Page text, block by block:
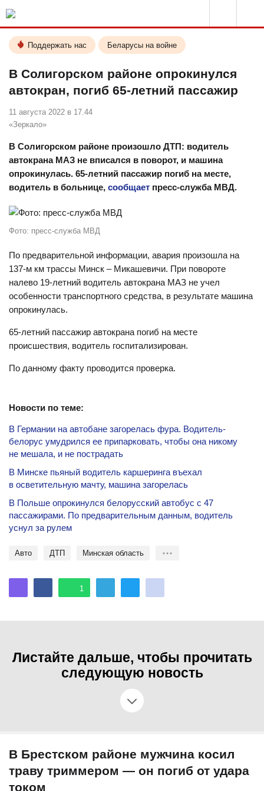
Поддержать нас Беларусы на войне
В Солигорском районе опрокинулся
автокран, погиб 65-летний пассажир
11 августа 2022 в 17.44
«Зеркало»
В Солигорском районе произошло ДТП: водитель
автокрана МАЗ не вписался в поворот, и машина
опрокинулась. 65-летний пассажир погиб на месте,
водитель в больнице, сообщает пресс-служба МВД.
Фото: пресс-служба МВД
По предварительной информации, авария произошла на
137-м км трассы Минск – Микашевичи. При повороте
налево 19-летний водитель автокрана МАЗ не учел
особенности транспортного средства, в результате машина
опрокинулась.
65-летний пассажир автокрана погиб на месте
происшествия, водитель госпитализирован.
По данному факту проводится проверка.
Новости по теме:
В Германии на автобане загорелась фура. Водитель-
белорус умудрился ее припарковать, чтобы она никому
не мешала, и не пострадать
В Минске пьяный водитель каршеринга въехал
в осветительную мачту, машина загорелась
В Польше опрокинулся белорусский автобус с 47
пассажирами. По предварительным данным, водитель
уснул за рулем
Авто ДТП Минская область
1
Листайте дальше, чтобы прочитать
следующую новость